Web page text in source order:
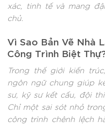
xác, tinh tế và mang
chủ.
Vì Sao Bản Vẽ Nhà
Công Trình Biệt
Trong thế giới kiến
ngôn ngữ chung giúp
sư, kỹ sư kết cấu, đội
Chỉ một sai sót nhỏ
công trình chênh lệch